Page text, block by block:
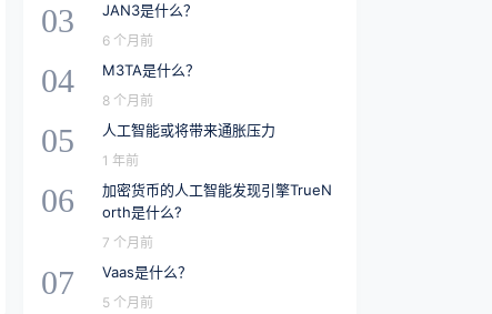
03 JAN3是什么？
6 个月前
04 M3TA是什么？
8 个月前
05 人工智能或将带来通胀压力
1 年前
06
加密货币的人工智能发现引擎TrueN
orth是什么?
7 个月前
07 Vaas是什么？
5 个月前